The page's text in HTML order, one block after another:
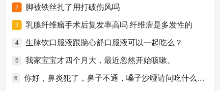
2 脚被铁丝扎了用打破伤风吗
3 乳腺纤维瘤手术后复发率高吗 纤维瘤是多发性的
4 生脉饮口服液跟脑心舒口服液可以一起吃么？
5 我家宝宝才四个月大，最近忽然开始咳嗽。
6 你好，鼻炎犯了，鼻子不通，嗓子沙哑请问吃什么药比较好？